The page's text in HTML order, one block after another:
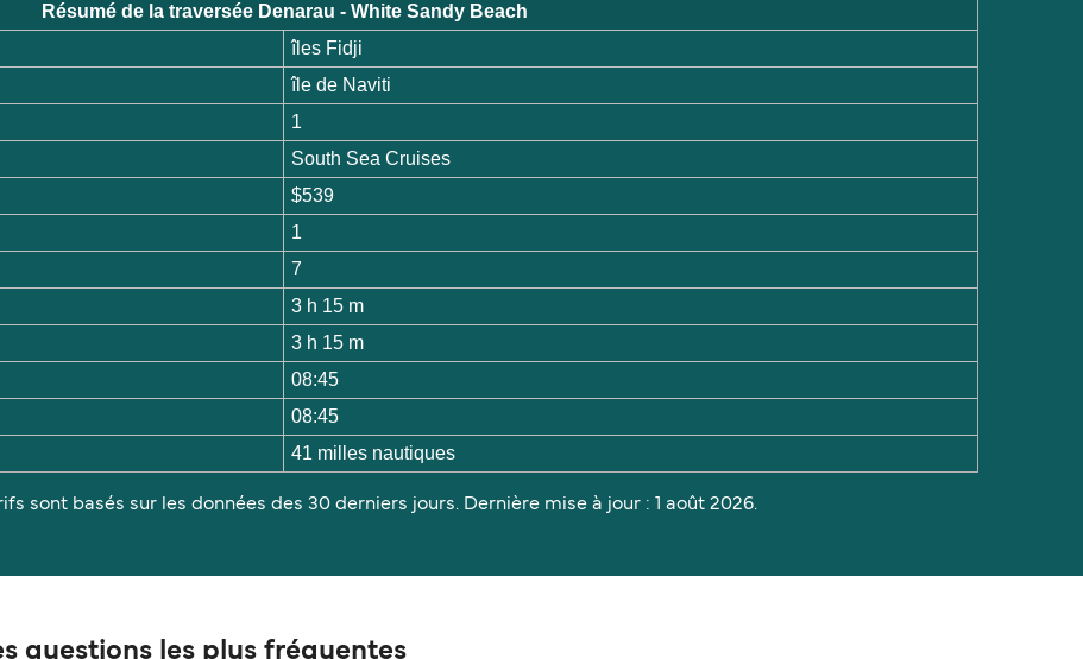
Résumé de la traversée Denarau - White Sandy Beach
îles Fidji
île de Naviti
1
South Sea Cruises
$539
1
7
3 h 15 m
3 h 15 m
08:45
08:45
41 milles nautiques
sont basés sur les données des 30 derniers jours. Dernière mise à jour : 1 août 2026.
questions les plus fréquentes